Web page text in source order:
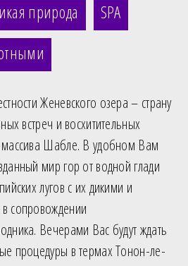
природа
SPA
Женевского озера – страну
встреч и восхитительных
Шабле. В удобном Вам
мир гор от водной глади
лугов с их дикими и
сопровождении
Вечерами Вас будут ждать
процедуры в термах Тонон-ле-